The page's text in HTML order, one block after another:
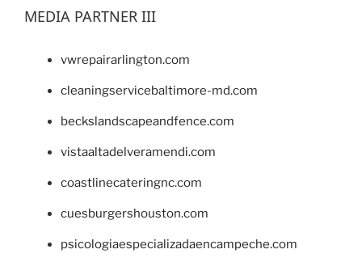
MEDIA PARTNER III
vwrepairarlington.com
cleaningservicebaltimore-md.com
beckslandscapeandfence.com
vistaaltadelveramendi.com
coastlinecateringnc.com
cuesburgershouston.com
psicologiaespecializadaencampeche.com